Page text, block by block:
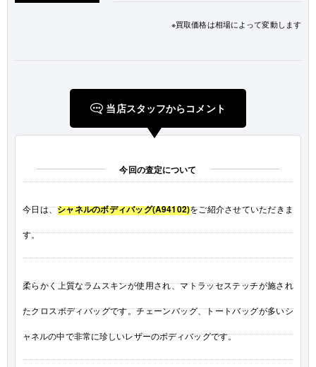
※買取価格は相場によって変動します
当店スタッフからコメント
今回の査定について
今日は、シャネルのボディバッグ(A94102)をご紹介させていただきま
す。
柔らかく上質なラムスキンが使用され、マトラッセステッチが施され
たクロスボディバッグです。チェーンバッグ、トートバッグが多いシ
ャネルの中で非常に珍しいレザーのボディバッグです。